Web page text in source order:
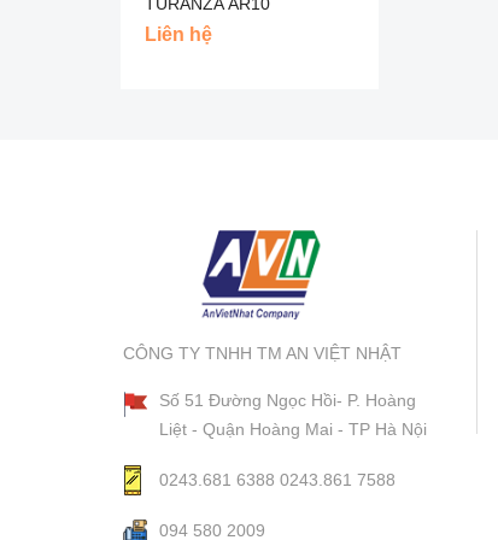
BRIDGESTONE - INDO
Liên hệ
CÔNG TY TNHH TM AN VIỆT NHẬT
Số 51 Đường Ngọc Hồi- P. Hoàng
Liệt - Quận Hoàng Mai - TP Hà Nội
0243.681 6388 0243.861 7588
094 580 2009